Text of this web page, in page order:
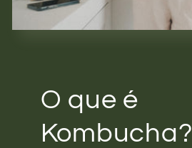
O que é
Kombucha?